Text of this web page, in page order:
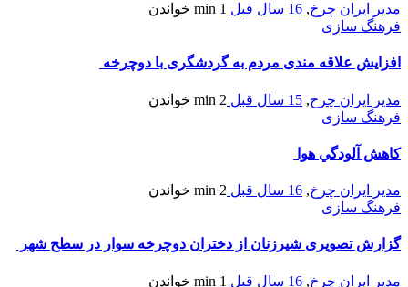
مدیر ایران چرخ, 16 سال قبل 1 min
خواندن
فرهنگ سازی
افزایش علاقه مندی مردم به گردشگری با دوچرخه
مدیر ایران چرخ, 15 سال قبل 2 min
خواندن
فرهنگ سازی
كاهش آلودگي هوا
مدیر ایران چرخ, 16 سال قبل 2 min
خواندن
فرهنگ سازی
گزارش تصویری شیرزنان از دختران دوچرخه سوار در سطح شهر
مدیر ایران چرخ, 16 سال قبل 1 min خواندن